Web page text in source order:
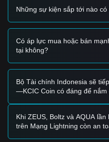
chiều xu hướng.
• Nếu giá Veloce giảm xuống
có thể bước vào một giai
giá, hướng tới các mức thấp
Chiến lược mua
Dựa trên cấu trúc thị trường
khảo sau được đề xuất:
• Chờ giá Veloce thực sự
kháng cự $0.000052trước khi
• Hoặc đứng ngoài cho đến
Những sự kiện sắp tới nào
Có áp lực mua hoặc bán
tại không?
Bộ Tài chính Indonesia sẽ
—KCIC Coin có đáng để
Khi ZEUS, Boltz và AQUA
trên Mạng Lightning còn an